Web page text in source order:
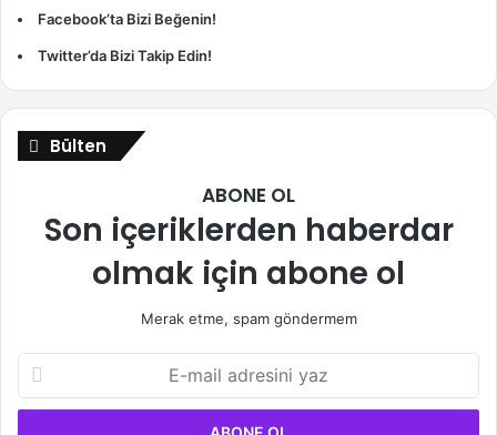
Facebook’ta Bizi Beğenin!
Twitter’da Bizi Takip Edin!
Bülten
ABONE OL
Son içeriklerden haberdar
olmak için abone ol
Merak etme, spam göndermem
mail
adresini